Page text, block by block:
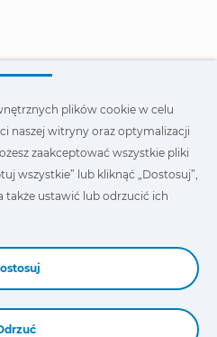
Biznesu
własne i zewnętrzne pliki cookie,
i dostępność naszej witryny oraz
ustawić lub odmówić ich użycia.
plików cookie w celu
naszej witryny oraz optymalizacji
zaakceptować wszystkie pliki
wszystkie” lub kliknąć „Dostosuj”,
także ustawić lub odrzucić ich